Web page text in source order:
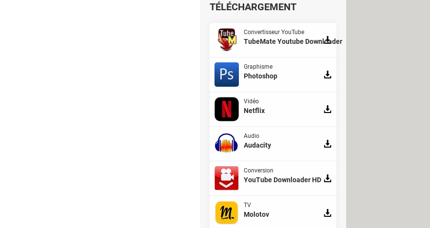
TÉLÉCHARGEMENT
Convertisseur YouTube
TubeMate Youtube Downloader
Graphisme
Photoshop
Vidéo
Netflix
Audio
Audacity
Conversion
YouTube Downloader HD
TV
Molotov